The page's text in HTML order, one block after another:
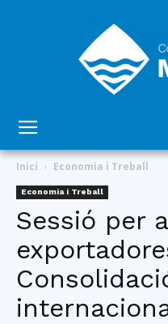
Inici Economia i Treball
Economia i Treball
Sessió per